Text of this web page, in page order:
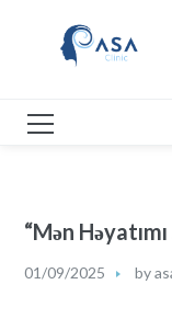
“Mən
01/09/2025 by